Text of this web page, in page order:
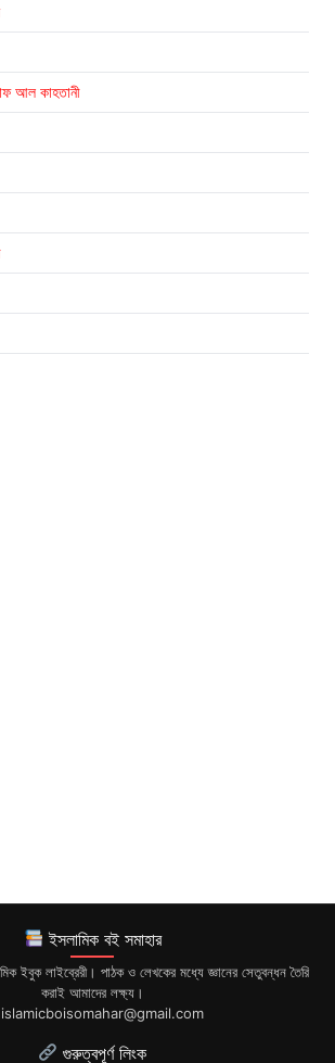
আল কাহতানী
ইসলামিক বই সমাহার
ইবুক লাইব্রেরী। পাঠক ও লেখকের মধ্যে জ্ঞানের সেতুবন্ধন তৈরি
করাই আমাদের লক্ষ্য।
islamicboisomahar@gmail.com
গুরুত্বপূর্ণ লিংক